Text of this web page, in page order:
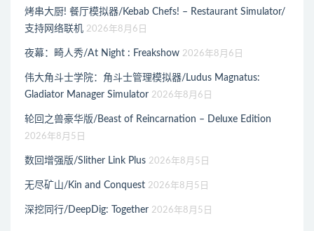
烤串大厨! 餐厅模拟器/Kebab Chefs! – Restaurant Simulator/
支持网络联机 2026年8月6日
夜幕：畸人秀/At Night : Freakshow 2026年8月6日
伟大角斗士学院：角斗士管理模拟器/Ludus Magnatus:
Gladiator Manager Simulator 2026年8月6日
轮回之兽豪华版/Beast of Reincarnation – Deluxe Edition
2026年8月5日
数回增强版/Slither Link Plus 2026年8月5日
无尽矿山/Kin and Conquest 2026年8月5日
深挖同行/DeepDig: Together 2026年8月5日